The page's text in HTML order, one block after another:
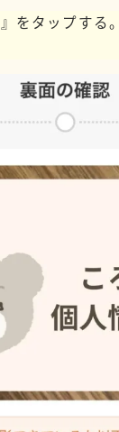
をタップする。